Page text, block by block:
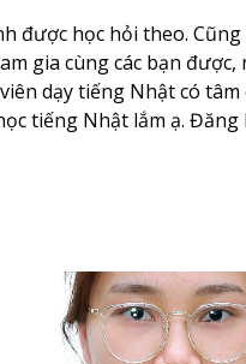
được học hỏi theo. Cũng
gia cùng các bạn
dạy tiếng Nhật có tâm
tiếng Nhật lắm ạ. Đăng